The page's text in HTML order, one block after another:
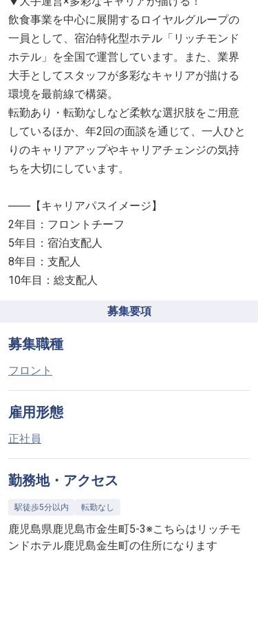
飲食事業を中心に展開するロイヤルグループの
一員として、宿泊特化型ホテル「リッチモンド
ホテル」を全国で運営しています。また、業界
大手としてスタッフが多彩なキャリアが描ける
環境を最前線で構築。
転勤あり・転勤なしなど柔軟な選択肢をご用意
しているほか、年2回の面談を通じて、一人ひと
りのキャリアアップやキャリアチェンジの気持
ちを大切にしています。
――【キャリアパスイメージ】
2年目：フロントチーフ
5年目：宿泊支配人
8年目：支配人
10年目：総支配人
募集要項
募集職種
フロント
雇用形態
正社員
勤務地・アクセス
駅徒歩5分以内 転勤なし
鹿児島県鹿児島市金生町5-3※こちらはリッチモ
ンドホテル鹿児島金生町の住所になります